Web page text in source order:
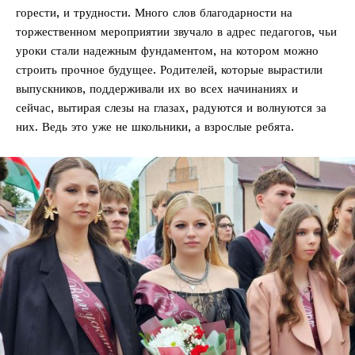
горести, и трудности. Много слов благодарности на
торжественном мероприятии звучало в адрес педагогов, чьи
уроки стали надежным фундаментом, на котором можно
строить прочное будущее. Родителей, которые вырастили
выпускников, поддерживали их во всех начинаниях и
сейчас, вытирая слезы на глазах, радуются и волнуются за
них. Ведь это уже не школьники, а взрослые ребята.